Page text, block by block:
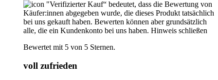
"Verifizierter Kauf“ bedeutet, dass die Bewertung von
Käufer:innen abgegeben wurde, die dieses Produkt tatsächlich
bei uns gekauft haben. Bewerten können aber grundsätzlich
alle, die ein Kundenkonto bei uns haben. Hinweis schließen
Bewertet mit 5 von 5 Sternen.
voll zufrieden